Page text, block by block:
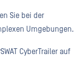
Sie bei der
Umgebungen.
CyberTrailer auf